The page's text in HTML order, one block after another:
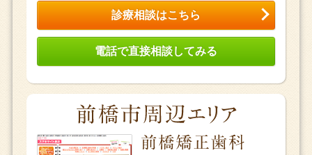
診療相談はこちら
電話で直接相談してみる